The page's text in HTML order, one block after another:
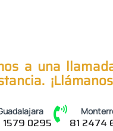
a una
1579 0295 81 2474